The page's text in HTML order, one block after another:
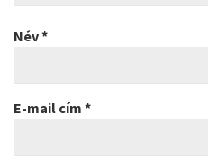
Név*
E-mail cím *